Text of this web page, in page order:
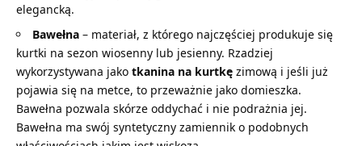
elegancką.
Bawełna – materiał, z którego najczęściej produkuje się
kurtki na sezon wiosenny lub jesienny. Rzadziej
wykorzystywana jako tkanina na kurtkę zimową i jeśli już
pojawia się na metce, to przeważnie jako domieszka.
Bawełna pozwala skórze oddychać i nie podrażnia jej.
Bawełna ma swój syntetyczny zamiennik o podobnych